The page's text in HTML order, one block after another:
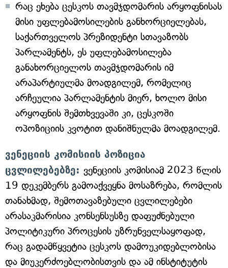
რაც ეხება ცესკოს თავმჯდომარის არყოფნისას
მისი უფლებამოსილების განხორციელებას,
საქართველოს პრეზიდენტი სთავაზობს
პარლამენტს, ეს უფლებამოსილება
განახორციელოს თავმჯდომარის იმ
არაპარტიულმა მოადგილემ, რომელიც
არჩეულია პარლამენტის მიერ, ხოლო მისი
არყოფნის შემთხვევაში კი, ცესკოში
ოპოზიციის კვოტით დანიშნულმა მოადგილემ.
ვენეციის კომისიის პოზიცია
ცვლილებებზე: ვენეციის კომისიამ 2023 წლის
19 დეკემბერს გამოაქვეყნა მოსაზრება, რომლის
თანახმად, შემოთავაზებული ცვლილებები
არასაკმარისია კონსენსუსზე დაფუძნებული
პოლიტიკური პროცესის უზრუნველსაყოფად,
რაც გადამწყვეტია ცესკოს დამოუკიდებლობისა
და მიუკერძოებლობისთვის და ამ ინსტიტუტის